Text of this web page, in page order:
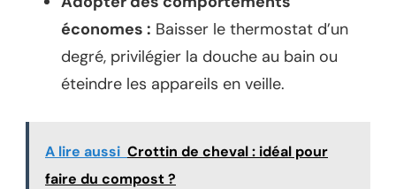
économes : Baisser le thermostat d’un
degré, privilégier la douche au bain ou
éteindre les appareils en veille.
A lire aussi Crottin de cheval : idéal pour
faire du compost ?